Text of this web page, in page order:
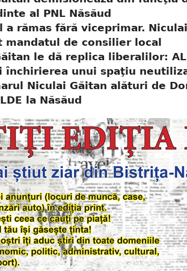
al PNL Năsăud
a rămas fără viceprimar.
mandatul de consilier local
le dă replica liberalilor:
închirierea unui spaţiu
Niculai Găitan alături de
la Năsăud